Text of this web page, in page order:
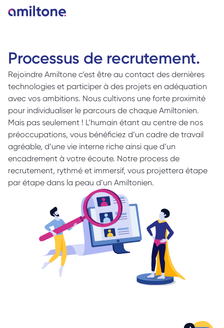
Processus de recrutement.
Rejoindre Amiltone c’est être au contact des dernières
technologies et participer à des projets en adéquation
avec vos ambitions. Nous cultivons une forte proximité
pour individualiser le parcours de chaque Amiltonien.
Mais pas seulement ! L’humain étant au centre de nos
préoccupations, vous bénéficiez d’un cadre de travail
agréable, d’une vie interne riche ainsi que d’un
encadrement à votre écoute. Notre process de
recrutement, rythmé et immersif, vous projettera étape
par étape dans la peau d’un Amiltonien.